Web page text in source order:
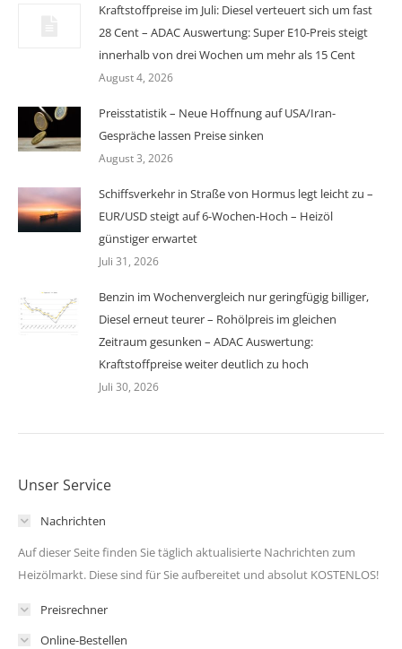
Kraftstoffpreise im Juli: Diesel verteuert sich um fast
28 Cent – ADAC Auswertung: Super E10-Preis steigt
innerhalb von drei Wochen um mehr als 15 Cent
August 4, 2026
Preisstatistik – Neue Hoffnung auf USA/Iran-
Gespräche lassen Preise sinken
August 3, 2026
Schiffsverkehr in Straße von Hormus legt leicht zu –
EUR/USD steigt auf 6-Wochen-Hoch – Heizöl
günstiger erwartet
Juli 31, 2026
Benzin im Wochenvergleich nur geringfügig billiger,
Diesel erneut teurer – Rohölpreis im gleichen
Zeitraum gesunken – ADAC Auswertung:
Kraftstoffpreise weiter deutlich zu hoch
Juli 30, 2026
Unser Service
Nachrichten
Auf dieser Seite finden Sie täglich aktualisierte Nachrichten zum
Heizölmarkt. Diese sind für Sie aufbereitet und absolut KOSTENLOS!
Preisrechner
Online-Bestellen